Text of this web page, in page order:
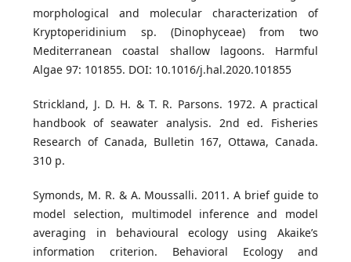
morphological and molecular characterization of
Kryptoperidinium sp. (Dinophyceae) from two
Mediterranean coastal shallow lagoons. Harmful
Algae 97: 101855. DOI: 10.1016/j.hal.2020.101855
Strickland, J. D. H. & T. R. Parsons. 1972. A practical
handbook of seawater analysis. 2nd ed. Fisheries
Research of Canada, Bulletin 167, Ottawa, Canada.
310 p.
Symonds, M. R. & A. Moussalli. 2011. A brief guide to
model selection, multimodel inference and model
averaging in behavioural ecology using Akaike’s
information criterion. Behavioral Ecology and